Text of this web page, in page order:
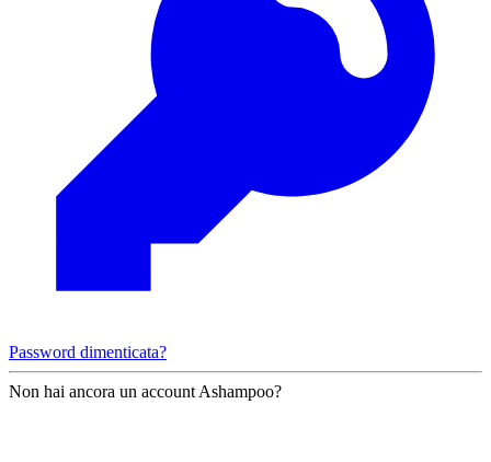
Password dimenticata?
Non hai ancora un account Ashampoo?